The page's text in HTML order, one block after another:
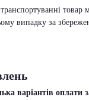
товар
випадку за
варіантів оплати